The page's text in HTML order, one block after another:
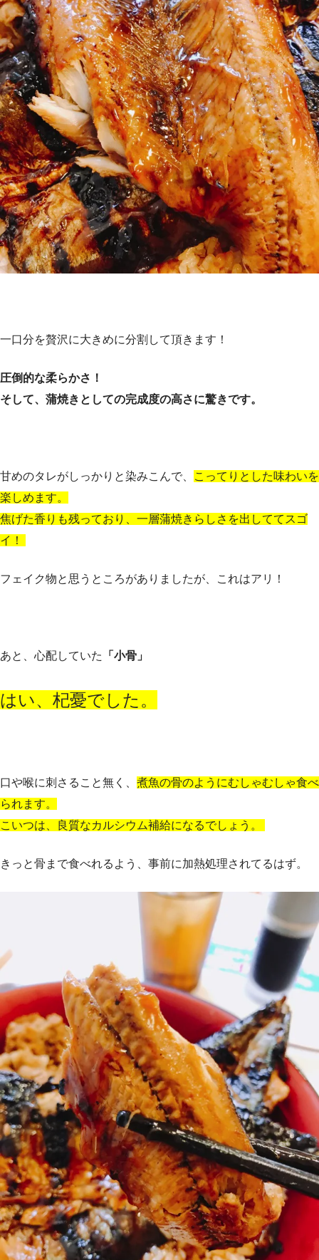
一口分を贅沢に大きめに分割して頂きます！
圧倒的な柔らかさ！
そして、蒲焼きとしての完成度の高さに驚きです。
甘めのタレがしっかりと染みこんで、
こってりとした味わいを
楽しめます。
焦げた香りも残っており、一層蒲焼きらしさを出しててスゴ
イ！
フェイク物と思うところがありましたが、これはアリ！
あと、心配していた 「小骨」
はい、杞憂でした。
口や喉に刺さること無く、 煮魚の骨のようにむしゃむしゃ食べ
られます。
こいつは、良質なカルシウム補給になるでしょう。
きっと骨まで食べれるよう、事前に加熱処理されてるはず。